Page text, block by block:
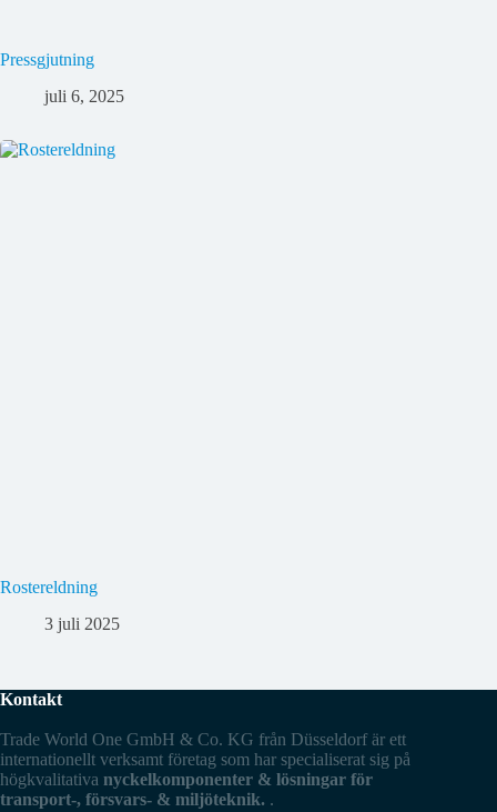
Pressgjutning
juli 6, 2025
Rostereldning
3 juli 2025
Kontakt
Trade World One GmbH & Co. KG från Düsseldorf är ett
internationellt verksamt företag som har specialiserat sig på
högkvalitativa nyckelkomponenter & lösningar för
transport-, försvars- & miljöteknik. .